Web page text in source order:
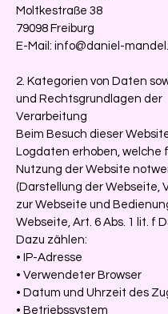
Moltkestraße 38
79098 Freiburg
E-Mail: info@daniel-
2. Kategorien von Daten
und Rechtsgrundlagen der
Verarbeitung
Beim Besuch dieser
Logdaten erhoben, welche
Nutzung der Website
(Darstellung der Webseite,
zur Webseite und
Webseite, Art. 6 Abs. 1 lit. f
Dazu zählen:
• IP-Adresse
• Verwendeter Browser
• Datum und Uhrzeit des
• Betriebssystem